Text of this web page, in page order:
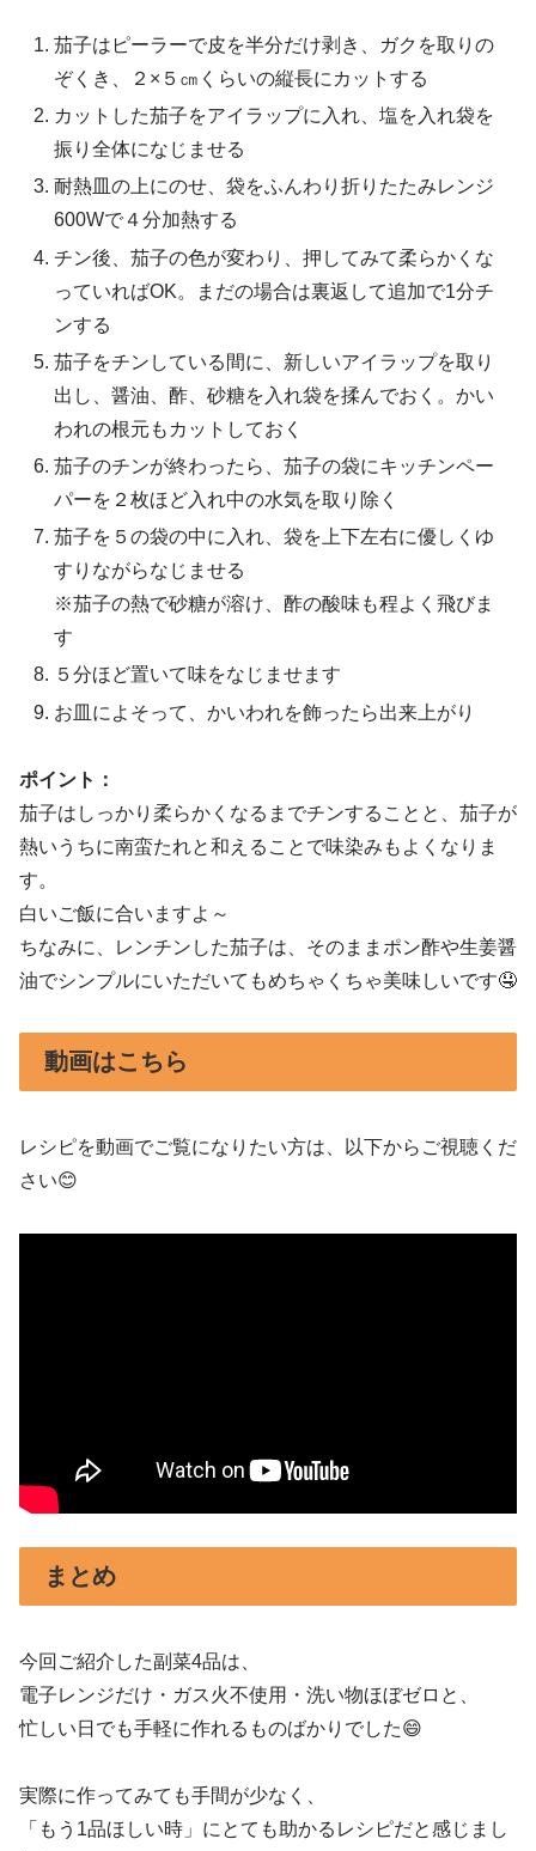
茄子はピーラーで皮を半分だけ剥き、ガクを取りの
ぞくき、２×５㎝くらいの縦長にカットする
カットした茄子をアイラップに入れ、塩を入れ袋を
振り全体になじませる
耐熱皿の上にのせ、袋をふんわり折りたたみレンジ
600Wで４分加熱する
チン後、茄子の色が変わり、押してみて柔らかくな
っていればOK。まだの場合は裏返して追加で1分チ
ンする
茄子をチンしている間に、新しいアイラップを取り
出し、醤油、酢、砂糖を入れ袋を揉んでおく。かい
われの根元もカットしておく
茄子のチンが終わったら、茄子の袋にキッチンペー
パーを２枚ほど入れ中の水気を取り除く
茄子を５の袋の中に入れ、袋を上下左右に優しくゆ
すりながらなじませる
※茄子の熱で砂糖が溶け、酢の酸味も程よく飛びま
す
５分ほど置いて味をなじませます
お皿によそって、かいわれを飾ったら出来上がり
ポイント：
茄子はしっかり柔らかくなるまでチンすることと、茄子が
熱いうちに南蛮たれと和えることで味染みもよくなりま
す。
白いご飯に合いますよ～
ちなみに、レンチンした茄子は、そのままポン酢や生姜醤
油でシンプルにいただいてもめちゃくちゃ美味しいです🤤
動画はこちら
レシピを動画でご覧になりたい方は、以下からご視聴くだ
さい😊
まとめ
今回ご紹介した副菜4品は、
電子レンジだけ・ガス火不使用・洗い物ほぼゼロと、
忙しい日でも手軽に作れるものばかりでした😄
実際に作ってみても手間が少なく、
「もう1品ほしい時」にとても助かるレシピだと感じまし